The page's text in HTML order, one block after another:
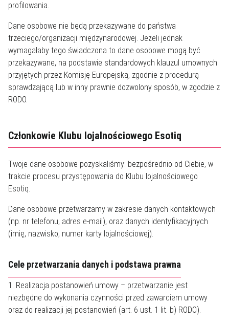
profilowania.
Dane osobowe nie będą przekazywane do państwa
trzeciego/organizacji międzynarodowej. Jeżeli jednak
wymagałaby tego świadczona to dane osobowe mogą być
przekazywane, na podstawie standardowych klauzul umownych
przyjętych przez Komisję Europejską, zgodnie z procedurą
sprawdzającą lub w inny prawnie dozwolony sposób, w zgodzie z
RODO.
Członkowie Klubu lojalnościowego Esotiq
Twoje dane osobowe pozyskaliśmy: bezpośrednio od Ciebie, w
trakcie procesu przystępowania do Klubu lojalnościowego
Esotiq.
Dane osobowe przetwarzamy w zakresie danych kontaktowych
(np. nr telefonu, adres e-mail), oraz danych identyfikacyjnych
(imię, nazwisko, numer karty lojalnościowej).
Cele przetwarzania danych i podstawa prawna
1. Realizacja postanowień umowy – przetwarzanie jest
niezbędne do wykonania czynności przed zawarciem umowy
oraz do realizacji jej postanowień (art. 6 ust. 1 lit. b) RODO).